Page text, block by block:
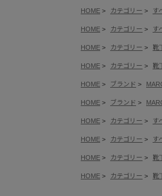
HOME カテゴリー す
HOME カテゴリー す
HOME カテゴリー 靴
HOME カテゴリー 靴
HOME ブランド
HOME ブランド
HOME カテゴリー す
HOME カテゴリー す
HOME カテゴリー 靴
HOME カテゴリー 靴